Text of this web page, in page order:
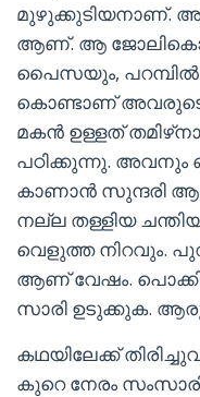
മുഴുക്കുടിയനാണ്.
ആണ്. ആ
പൈസയും, പറമ്പിൽ
കൊണ്ടാണ്
മകൻ ഉള്ളത്
പഠിക്കുന്നു. അവനും
കാണാൻ സുന്ദരി
നല്ല തള്ളിയ
വെളുത്ത നിറവും.
ആണ് വേഷം.
സാരി ഉടുക്കുക.
കഥയിലേക്ക്‌
കുറെ നേരം